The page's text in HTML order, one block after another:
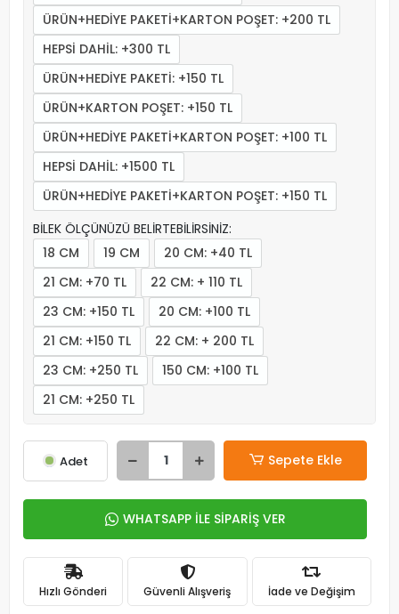
ÜRÜN+HEDİYE PAKETİ+KARTON POŞET: +200 TL
HEPSİ DAHİL: +300 TL
ÜRÜN+HEDİYE PAKETİ: +150 TL
ÜRÜN+KARTON POŞET: +150 TL
ÜRÜN+HEDİYE PAKETİ+KARTON POŞET: +100 TL
HEPSİ DAHİL: +1500 TL
ÜRÜN+HEDİYE PAKETİ+KARTON POŞET: +150 TL
BİLEK ÖLÇÜNÜZÜ BELİRTEBİLİRSİNİZ:
18 CM
19 CM
20 CM: +40 TL
21 CM: +70 TL
22 CM: + 110 TL
23 CM: +150 TL
20 CM: +100 TL
21 CM: +150 TL
22 CM: + 200 TL
23 CM: +250 TL
150 CM: +100 TL
21 CM: +250 TL
Adet Sepete Ekle
WHATSAPP İLE SİPARİŞ VER
Hızlı Gönderi Güvenli Alışveriş İade ve Değişim